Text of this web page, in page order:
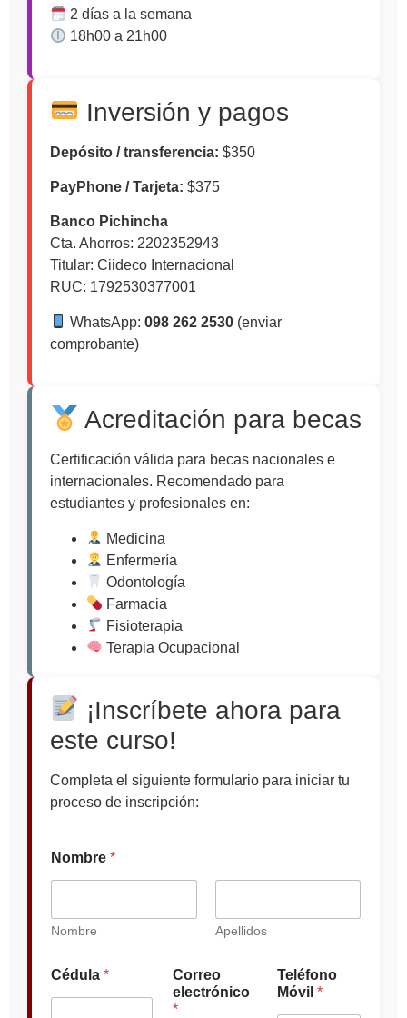
2 días a la semana
18h00 a 21h00
Inversión y pagos
Depósito / transferencia: $350
PayPhone / Tarjeta: $375
Banco Pichincha
Cta. Ahorros: 2202352943
Titular: Ciideco Internacional
RUC: 1792530377001
WhatsApp:098 262 2530 (enviar
comprobante)
Acreditación para becas
Certificación válida para becas nacionales e
internacionales. Recomendado para
estudiantes y profesionales en:
Medicina
Enfermería
Odontología
Farmacia
Fisioterapia
Terapia Ocupacional
¡Inscríbete ahora para
este curso!
Completa el siguiente formulario para iniciar tu
proceso de inscripción:
Nombre *
Nombre Apellidos
Cédula *
Correo
electrónico
*
Teléfono
Móvil *